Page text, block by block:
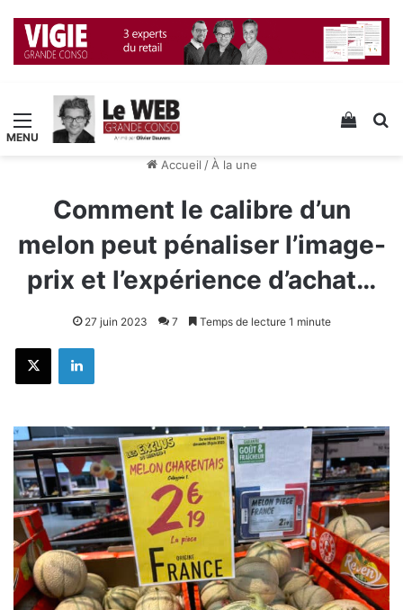
Menu Voir
Accueil / À la une
Comment le calibre d’un
melon peut pénaliser l’image-
prix et l’expérience d’achat…
27 juin 2023 7 Temps de lecture 1 minute
X Linkedin